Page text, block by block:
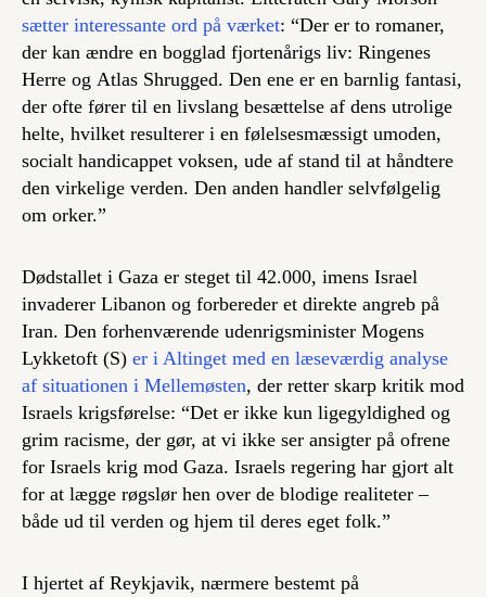
sætter interessante ord på værket: “Der er to romaner,
der kan ændre en bogglad fjortenårigs liv: Ringenes
Herre og Atlas Shrugged. Den ene er en barnlig fantasi,
der ofte fører til en livslang besættelse af dens utrolige
helte, hvilket resulterer i en følelsesmæssigt umoden,
socialt handicappet voksen, ude af stand til at håndtere
den virkelige verden. Den anden handler selvfølgelig
om orker.”
Dødstallet i Gaza er steget til 42.000, imens Israel
invaderer Libanon og forbereder et direkte angreb på
Iran. Den forhenværende udenrigsminister Mogens
Lykketoft (S) er i Altinget med en læseværdig analyse
af situationen i Mellemøsten, der retter skarp kritik mod
Israels krigsførelse: “Det er ikke kun ligegyldighed og
grim racisme, der gør, at vi ikke ser ansigter på ofrene
for Israels krig mod Gaza. Israels regering har gjort alt
for at lægge røgslør hen over de blodige realiteter –
både ud til verden og hjem til deres eget folk.”
I hjertet af Reykjavik, nærmere bestemt på